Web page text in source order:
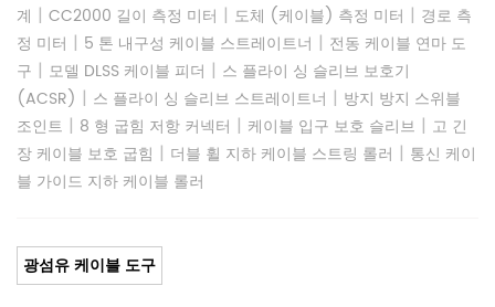
계 | CC2000 길이 측정 미터 | 도체 (케이블) 측정 미터 | 경로 측
정 미터 | 5 톤 내구성 케이블 스트레이트너 | 전동 케이블 연마 도
구 | 모델 DLSS 케이블 피더 | 스 플라이 싱 슬리브 보호기
(ACSR) | 스 플라이 싱 슬리브 스트레이트너 | 방지 방지 스위블
조인트 | 8 형 굽힘 저항 커넥터 | 케이블 입구 보호 슬리브 | 고 긴
장 케이블 보호 굽힘 | 더블 휠 지하 케이블 스트링 롤러 | 통신 케이
블 가이드 지하 케이블 롤러
광섬유 케이블 도구